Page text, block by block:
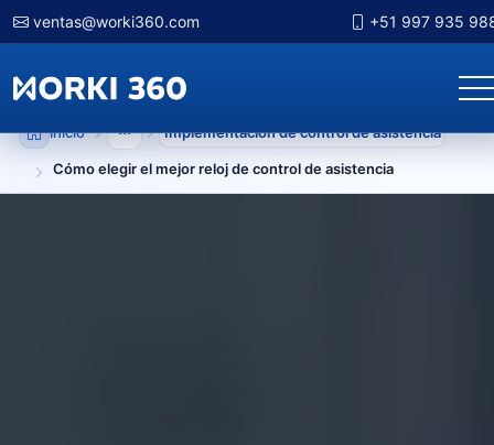
ventas@worki360.com +51 997 935
Inicio Mostrar niveles anteriores
Implementación de control de asistencia
Cómo elegir el mejor reloj de control de asistencia